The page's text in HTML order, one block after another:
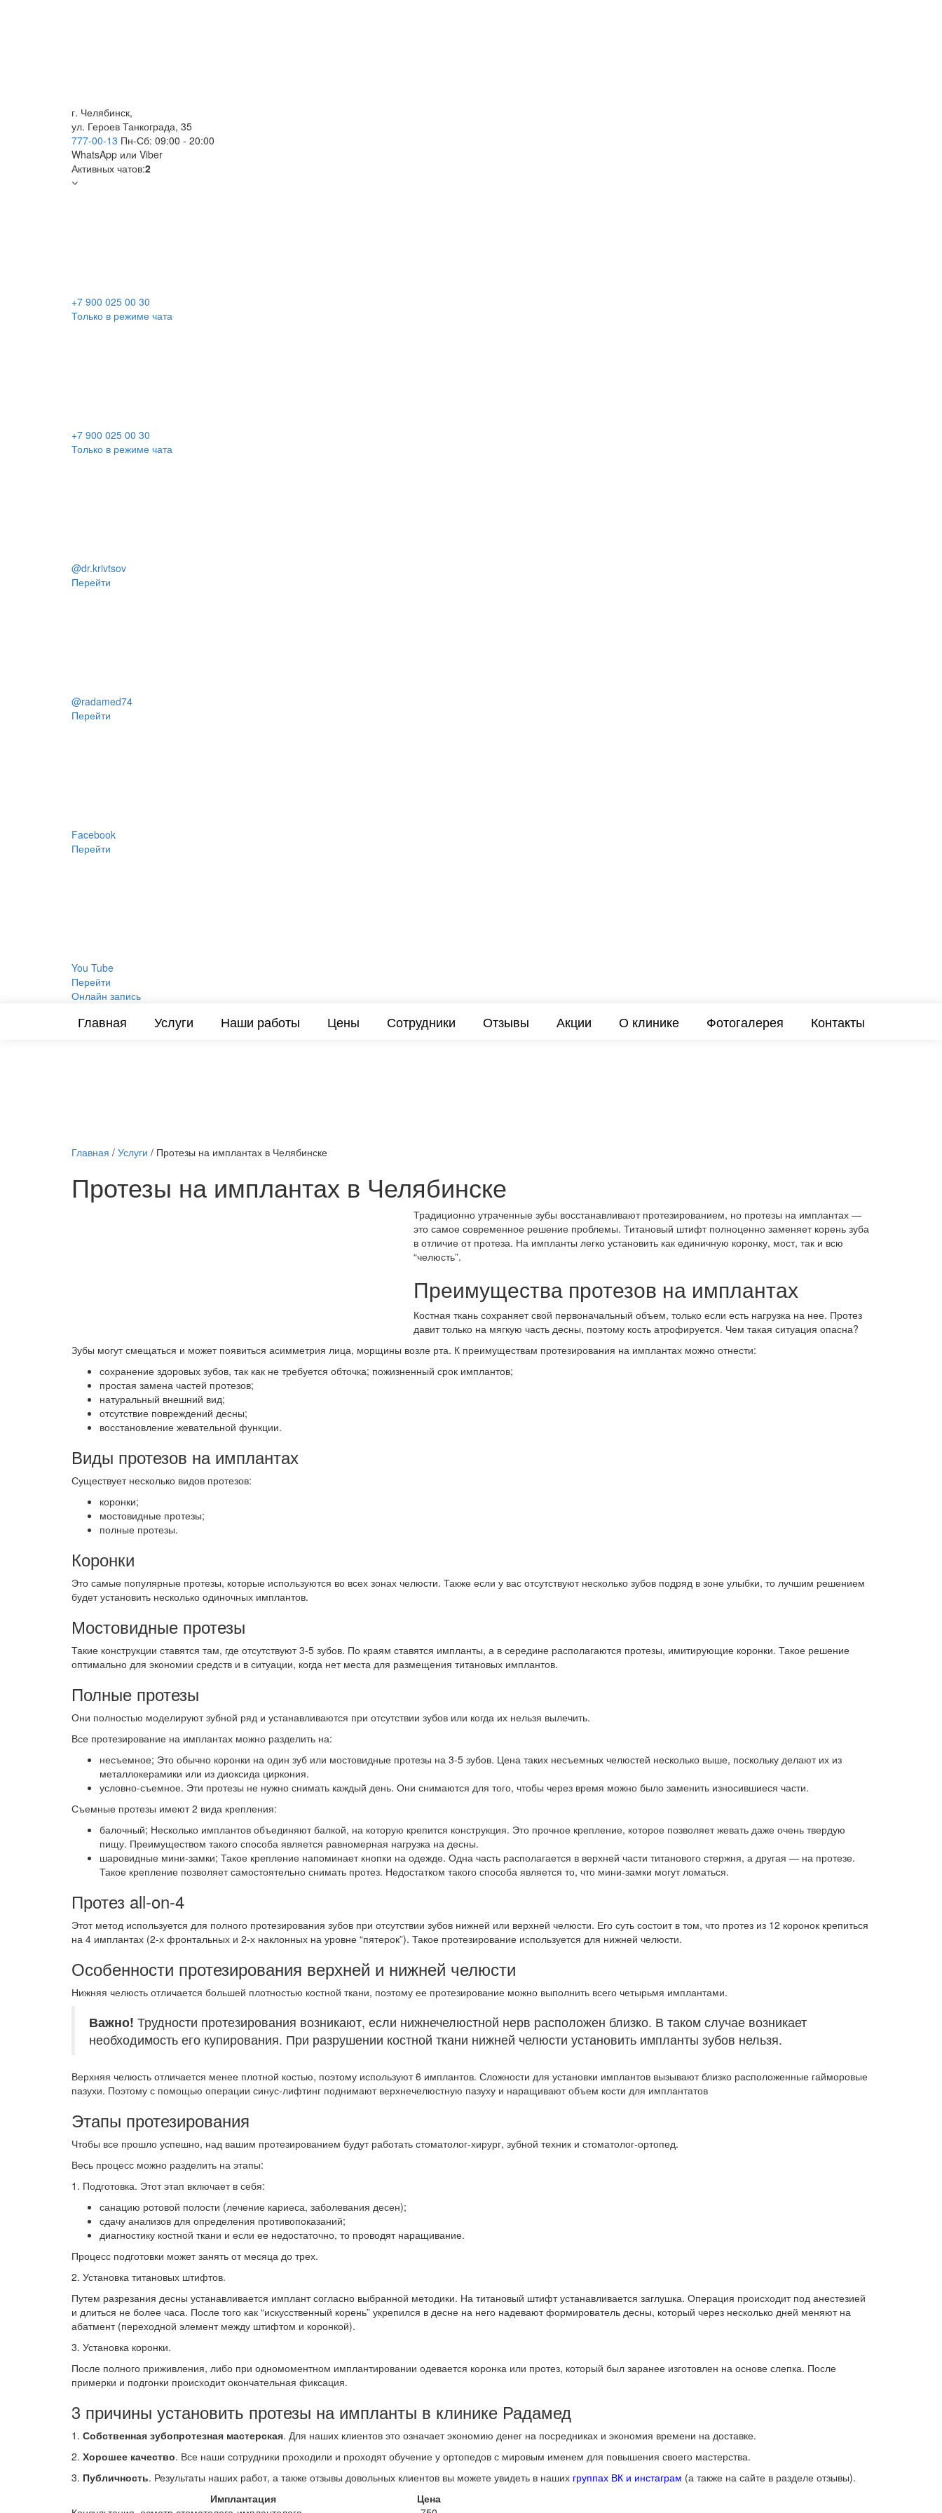
г. Челябинск,
ул. Героев Танкограда, 35
777-00-13 Пн-Сб: 09:00 - 20:00
WhatsApp или Viber
Активных чатов:2
+7 900 025 00 30
Только в режиме чата
+7 900 025 00 30
Только в режиме чата
@dr.krivtsov
Перейти
@radamed74
Перейти
Facebook
Перейти
You Tube
Перейти
Онлайн запись
Главная Услуги Наши работы Цены Сотрудники Отзывы Акции О клинике Фотогалерея Контакты
Главная / Услуги / Протезы на имплантах в Челябинске
Протезы на имплантах в Челябинске
Традиционно утраченные зубы восстанавливают протезированием, но протезы на имплантах—
это самое современное решение проблемы. Титановый штифт полноценно заменяет корень зуба
в отличие от протеза. На импланты легко установить как единичную коронку, мост, так и всю
“челюсть”.
Преимущества протезов на имплантах
Костная ткань сохраняет свой первоначальный объем, только если есть нагрузка на нее. Протез
давит только на мягкую часть десны, поэтому кость атрофируется. Чем такая ситуация опасна?
Зубы могут смещаться и может появиться асимметрия лица, морщины возле рта. К преимуществам протезирования на имплантах можно отнести:
сохранение здоровых зубов, так как не требуется обточка; пожизненный срок имплантов;
простая замена частей протезов;
натуральный внешний вид;
отсутствие повреждений десны;
восстановление жевательной функции.
Виды протезов на имплантах
Существует несколько видов протезов:
коронки;
мостовидные протезы;
полные протезы.
Коронки
Это самые популярные протезы, которые используются во всех зонах челюсти. Также если у вас отсутствуют несколько зубов подряд в зоне улыбки, то лучшим решением
будет установить несколько одиночных имплантов.
Мостовидные протезы
Такие конструкции ставятся там, где отсутствуют 3-5 зубов. По краям ставятся импланты, а в середине располагаются протезы, имитирующие коронки. Такое решение
оптимально для экономии средств и в ситуации, когда нет места для размещения титановых имплантов.
Полные протезы
Они полностью моделируют зубной ряд и устанавливаются при отсутствии зубов или когда их нельзя вылечить.
Все протезирование на имплантах можно разделить на:
несъемное; Это обычно коронки на один зуб или мостовидные протезы на 3-5 зубов. Цена таких несъемных челюстей несколько выше, поскольку делают их из
металлокерамики или из диоксида циркония.
условно-съемное. Эти протезы не нужно снимать каждый день. Они снимаются для того, чтобы через время можно было заменить износившиеся части.
Съемные протезы имеют 2 вида крепления:
балочный; Несколько имплантов объединяют балкой, на которую крепится конструкция. Это прочное крепление, которое позволяет жевать даже очень твердую
пищу. Преимуществом такого способа является равномерная нагрузка на десны.
шаровидные мини-замки; Такое крепление напоминает кнопки на одежде. Одна часть располагается в верхней части титанового стержня, а другая — на протезе.
Такое крепление позволяет самостоятельно снимать протез. Недостатком такого способа является то, что мини-замки могут ломаться.
Протез all-on-4
Этот метод используется для полного протезирования зубов при отсутствии зубов нижней или верхней челюсти. Его суть состоит в том, что протез из 12 коронок крепиться
на 4 имплантах (2-х фронтальных и 2-х наклонных на уровне “пятерок”). Такое протезирование используется для нижней челюсти.
Особенности протезирования верхней и нижней челюсти
Нижняя челюсть отличается большей плотностью костной ткани, поэтому ее протезирование можно выполнить всего четырьмя имплантами.
Важно! Трудности протезирования возникают, если нижнечелюстной нерв расположен близко. В таком случае возникает
необходимость его купирования. При разрушении костной ткани нижней челюсти установить импланты зубов нельзя.
Верхняя челюсть отличается менее плотной костью, поэтому используют 6 имплантов. Сложности для установки имплантов вызывают близко расположенные гайморовые
пазухи. Поэтому с помощью операции синус-лифтинг поднимают верхнечелюстную пазуху и наращивают объем кости для имплантатов
Этапы протезирования
Чтобы все прошло успешно, над вашим протезированием будут работать стоматолог-хирург, зубной техник и стоматолог-ортопед.
Весь процесс можно разделить на этапы:
1. Подготовка. Этот этап включает в себя:
санацию ротовой полости (лечение кариеса, заболевания десен);
сдачу анализов для определения противопоказаний;
диагностику костной ткани и если ее недостаточно, то проводят наращивание.
Процесс подготовки может занять от месяца до трех.
2. Установка титановых штифтов.
Путем разрезания десны устанавливается имплант согласно выбранной методики. На титановый штифт устанавливается заглушка. Операция происходит под анестезией
и длиться не более часа. После того как “искусственный корень” укрепился в десне на него надевают формирователь десны, который через несколько дней меняют на
абатмент (переходной элемент между штифтом и коронкой).
3. Установка коронки.
После полного приживления, либо при одномоментном имплантировании одевается коронка или протез, который был заранее изготовлен на основе слепка. После
примерки и подгонки происходит окончательная фиксация.
3 причины установить протезы на импланты в клинике Радамед
1. Собственная зубопротезная мастерская. Для наших клиентов это означает экономию денег на посредниках и экономия времени на доставке.
2. Хорошее качество. Все наши сотрудники проходили и проходят обучение у ортопедов с мировым именем для повышения своего мастерства.
3. Публичность. Результаты наших работ, а также отзывы довольных клиентов вы можете увидеть в наших группах ВК и инстаграм (а также на сайте в разделе отзывы).
Имплантация
Цена